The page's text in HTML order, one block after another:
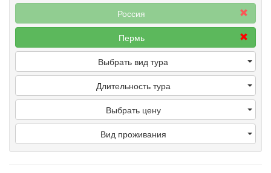
Россия
Пермь
Выбрать вид тура
Длительность тура
Выбрать цену
Вид проживания